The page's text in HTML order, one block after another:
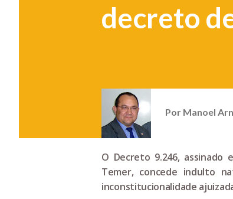
decreto
Por Manoel
O Decreto 9.246, assinado
Temer, concede indulto
inconstitucionalidade